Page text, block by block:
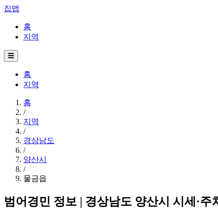
집맵
홈
지역
☰
홈
지역
홈
/
지역
/
경상남도
/
양산시
/
물금읍
범어경민 정보 | 경상남도 양산시 시세·주